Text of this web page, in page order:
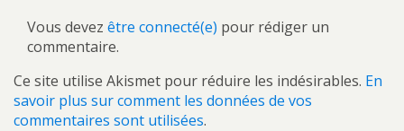
Vous devez être connecté(e) pour rédiger un
commentaire.
Ce site utilise Akismet pour réduire les indésirables. En
savoir plus sur comment les données de vos
commentaires sont utilisées.